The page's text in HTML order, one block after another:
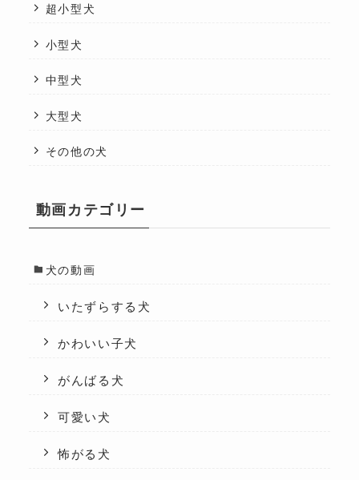
超小型犬
小型犬
中型犬
大型犬
その他の犬
動画カテゴリー
犬の動画
いたずらする犬
かわいい子犬
がんばる犬
可愛い犬
怖がる犬